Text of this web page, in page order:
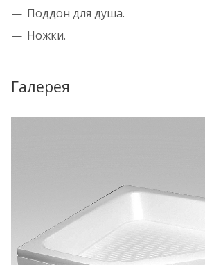
Поддон для душа.
Ножки.
Галерея